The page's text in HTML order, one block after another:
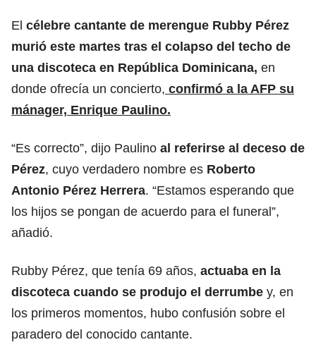
El célebre cantante de merengue Rubby Pérez
murió este martes tras el colapso del techo de
una discoteca en República Dominicana, en
donde ofrecía un concierto, confirmó a la AFP su
mánager, Enrique Paulino.
“Es correcto”, dijo Paulino al referirse al deceso de
Pérez, cuyo verdadero nombre es Roberto
Antonio Pérez Herrera. “Estamos esperando que
los hijos se pongan de acuerdo para el funeral”,
añadió.
Rubby Pérez, que tenía 69 años, actuaba en la
discoteca cuando se produjo el derrumbe y, en
los primeros momentos, hubo confusión sobre el
paradero del conocido cantante.